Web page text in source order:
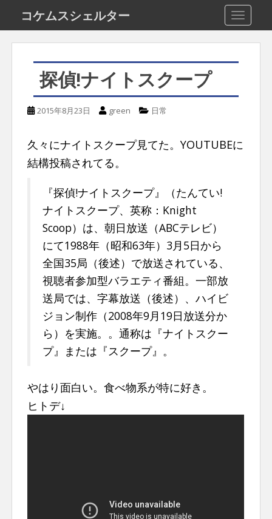
k
コケムスシェルター
探偵!ナイトスクープ
2015年8月23日 green 日常
久々にナイトスクープ見てた。YOUTUBEに
結構投稿されてる。
『探偵!ナイトスクープ』（たんてい!
ナイトスクープ、英称：Knight
Scoop）は、朝日放送（ABCテレビ）
にて1988年（昭和63年）3月5日から
全国35局（後述）で放送されている、
視聴者参加型バラエティ番組。一部放
送局では、字幕放送（後述）、ハイビ
ジョン制作（2008年9月19日放送分か
ら）を実施。。通称は『ナイトスクー
プ』または『スクープ』。
やはり面白い。食べ物系が特に好き。
ヒトデ↓